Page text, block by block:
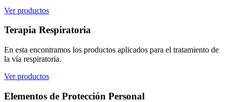
Ver productos
Terapia Respiratoria
En esta encontramos los productos aplicados para el tratamiento de
la vía respiratoria.
Ver productos
Elementos de Protección Personal